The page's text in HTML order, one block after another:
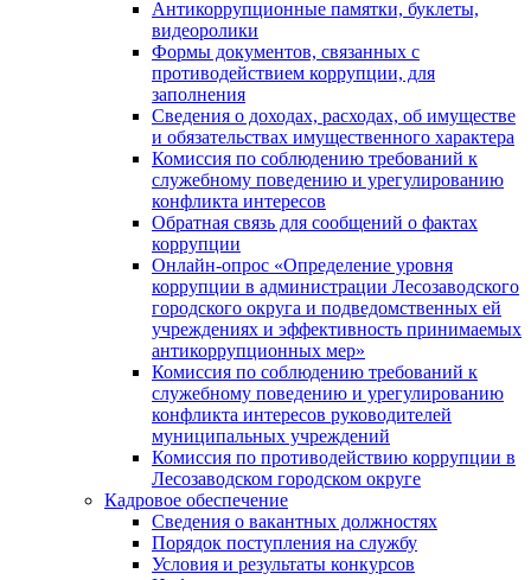
Антикоррупционные памятки, буклеты,
видеоролики
Формы документов, связанных с
противодействием коррупции, для
заполнения
Сведения о доходах, расходах, об имуществе
и обязательствах имущественного характера
Комиссия по соблюдению требований к
служебному поведению и урегулированию
конфликта интересов
Обратная связь для сообщений о фактах
коррупции
Онлайн-опрос «Определение уровня
коррупции в администрации Лесозаводского
городского округа и подведомственных ей
учреждениях и эффективность принимаемых
антикоррупционных мер»
Комиссия по соблюдению требований к
служебному поведению и урегулированию
конфликта интересов руководителей
муниципальных учреждений
Комиссия по противодействию коррупции в
Лесозаводском городском округе
Кадровое обеспечение
Сведения о вакантных должностях
Порядок поступления на службу
Условия и результаты конкурсов